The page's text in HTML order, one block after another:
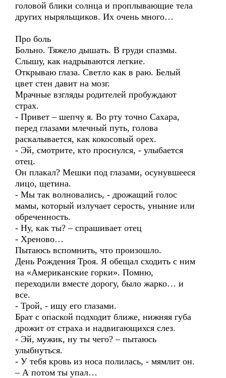
головой блики солнца и проплывающие тела
других ныряльщиков. Их очень много…
Про боль
Больно. Тяжело дышать. В груди спазмы.
Слышу, как надрываются легкие.
Открываю глаза. Светло как в раю. Белый
цвет стен давит на мозг.
Мрачные взгляды родителей пробуждают
страх.
- Привет – шепчу я. Во рту точно Сахара,
перед глазами млечный путь, голова
раскалывается, как кокосовый орех.
- Эй, смотрите, кто проснулся, - улыбается
отец.
Он плакал? Мешки под глазами, осунувшееся
лицо, щетина.
- Мы так волновались, - дрожащий голос
мамы, который излучает серость, уныние или
обреченность.
- Ну, как ты? – спрашивает отец
- Хреново…
Пытаюсь вспомнить, что произошло.
День Рождения Троя. Я обещал сходить с ним
на «Американские горки». Помню,
переходили вместе дорогу, было жарко… и
все.
- Трой, - ищу его глазами.
Брат с опаской подходит ближе, нижняя губа
дрожит от страха и надвигающихся слез.
- Эй, мужик, ну ты чего? – пытаюсь
улыбнуться.
- У тебя кровь из носа полилась, - мямлит он.
– А потом ты упал…